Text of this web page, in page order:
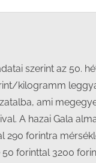
szerint az 50.
kilogramm
ami
A hazai Gala
290 forintra
50 forinttal 3200